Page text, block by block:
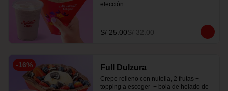
elección
S/ 25.00S/ 32.00
-16% Full Dulzura
Crepe relleno con nutella, 2 frutas +
topping a escoger  + bola de helado de